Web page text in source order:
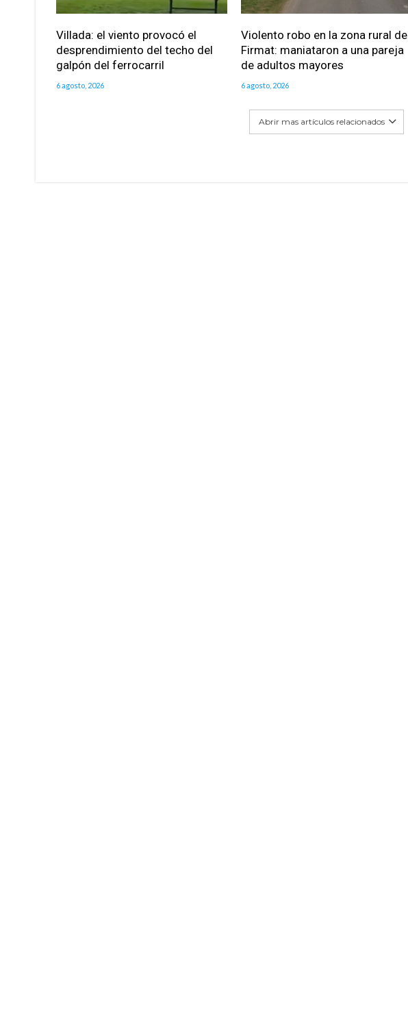
Villada: el viento provocó el
desprendimiento del techo del
galpón del ferrocarril
6 agosto, 2026
Violento robo en la zona rural de
Firmat: maniataron a una pareja
de adultos mayores
6 agosto, 2026
Abrir mas artículos relacionados